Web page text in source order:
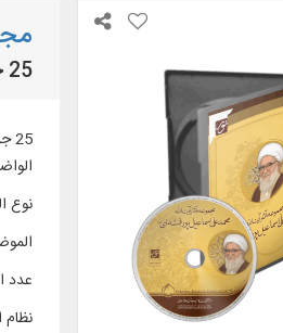
25 جزءاً في مجال: الفقه الاستدلالي، الفقه الفتوائي، أصول الفقه والحج
نوع
عدد